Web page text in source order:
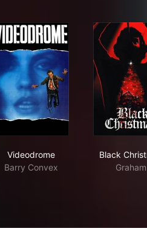
Videodrome
Barry Convex
Black
Graham